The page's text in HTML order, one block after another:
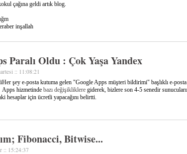
çağına geldi artık blog.
inşallah
Paralı Oldu : Çok Yaşa Yandex
:: 11:08:21
Her şey e-posta kutuma gelen "Google Apps müşteri bildirimi" başlıklı e-
Apps hizmetinde bazı değişiklikleregiderek, bizlere son 4-5 senedir
hesaplar için ücretli yapacağını belirtti.
Fibonacci, Bitwise...
:: 15:24:37